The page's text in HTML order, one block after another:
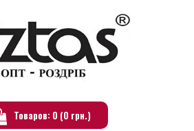
Товаров: 0 (0 грн.)